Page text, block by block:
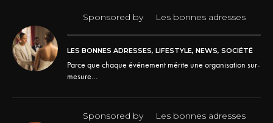
Sponsored by Les bonnes adresses
LES BONNES ADRESSES, LIFESTYLE, NEWS, SOCIÉTÉ
Parce que chaque événement mérite une organisation sur-
mesure…
Sponsored by Les bonnes adresses